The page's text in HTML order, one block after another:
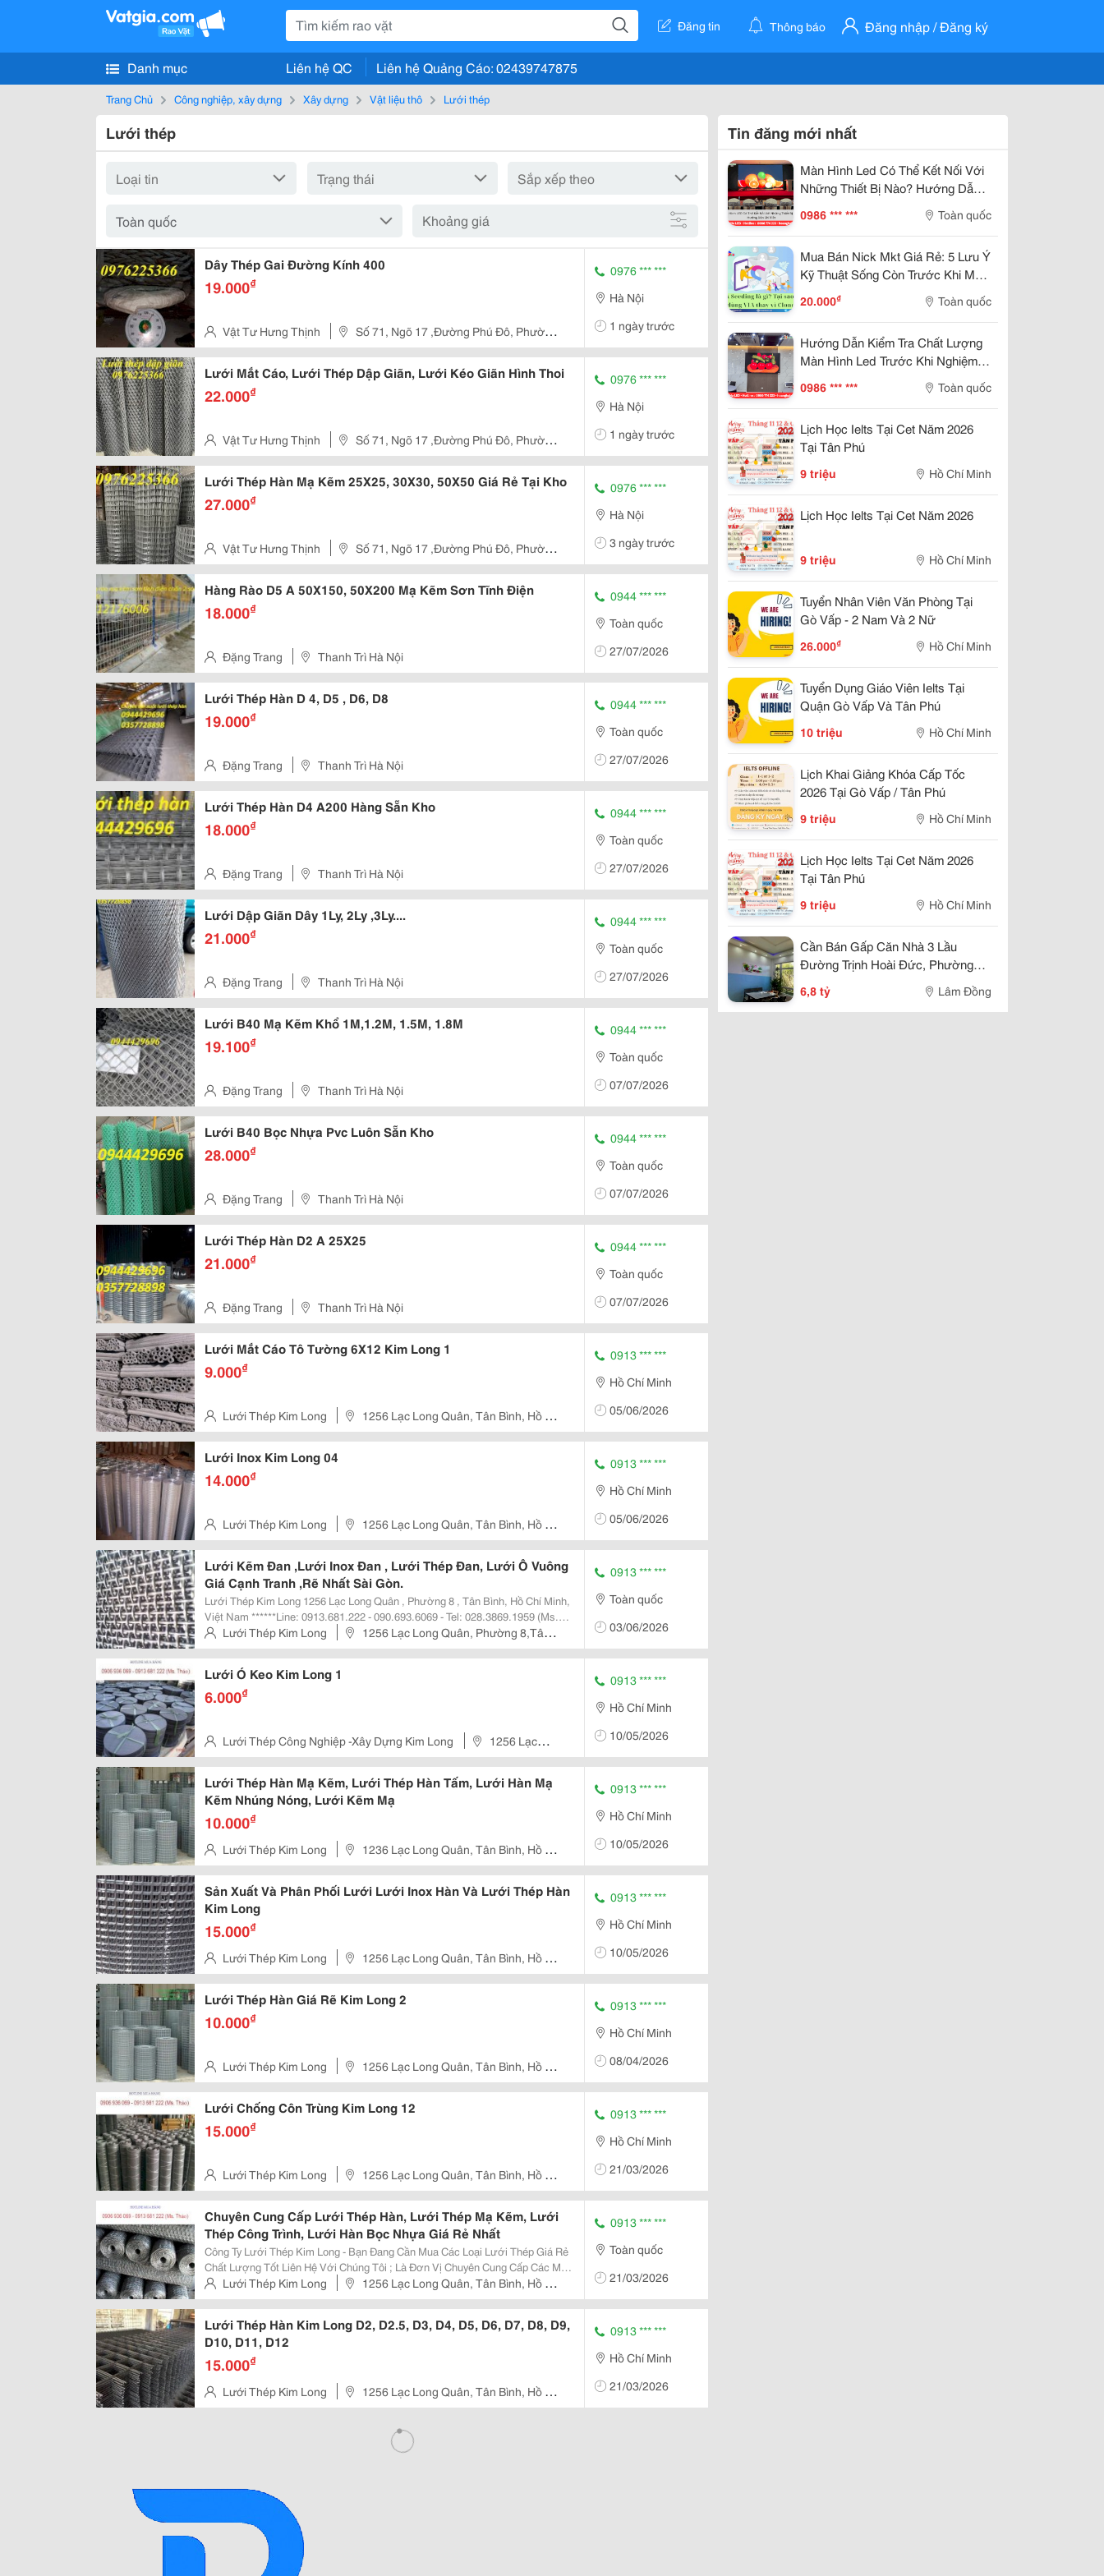
Đăng tin Thông báo Đăng nhập / Đăng ký
Danh mục Liên hệ QC Liên hệ Quảng Cáo: 02439747875
Trang Chủ Công nghiệp, xây dựng Xây dựng Vật liệu thô Lưới thép
Lưới thép
Khoảng giá
Dây Thép Gai Đường Kính 400
19.000₫
Vật Tư Hưng Thịnh
Số 71, Ngõ 17 ,Đường Phú Đô, Phường
Phú Đô, Q. Nam Từ Liêm, Hà Nội
0976 *** ***
Hà Nội
1 ngày trước
Lưới Mắt Cáo, Lưới Thép Dập Giãn, Lưới Kéo Giãn Hình Thoi
22.000₫
Vật Tư Hưng Thịnh
Số 71, Ngõ 17 ,Đường Phú Đô, Phường
Phú Đô, Q. Nam Từ Liêm, Hà Nội
0976 *** ***
Hà Nội
1 ngày trước
Lưới Thép Hàn Mạ Kẽm 25X25, 30X30, 50X50 Giá Rẻ Tại Kho
27.000₫
Vật Tư Hưng Thịnh
Số 71, Ngõ 17 ,Đường Phú Đô, Phường
Phú Đô, Q. Nam Từ Liêm, Hà Nội
0976 *** ***
Hà Nội
3 ngày trước
Hàng Rào D5 A 50X150, 50X200 Mạ Kẽm Sơn Tĩnh Điện
18.000₫
Đặng Trang Thanh Trì Hà Nội
0944 *** ***
Toàn quốc
27/07/2026
Lưới Thép Hàn D 4, D5 , D6, D8
19.000₫
Đặng Trang Thanh Trì Hà Nội
0944 *** ***
Toàn quốc
27/07/2026
Lưới Thép Hàn D4 A200 Hàng Sẵn Kho
18.000₫
Đặng Trang Thanh Trì Hà Nội
0944 *** ***
Toàn quốc
27/07/2026
Lưới Dập Giãn Dây 1Ly, 2Ly ,3Ly....
21.000₫
Đặng Trang Thanh Trì Hà Nội
0944 *** ***
Toàn quốc
27/07/2026
Lưới B40 Mạ Kẽm Khổ 1M,1.2M, 1.5M, 1.8M
19.100₫
Đặng Trang Thanh Trì Hà Nội
0944 *** ***
Toàn quốc
07/07/2026
Lưới B40 Bọc Nhựa Pvc Luôn Sẵn Kho
28.000₫
Đặng Trang Thanh Trì Hà Nội
0944 *** ***
Toàn quốc
07/07/2026
Lưới Thép Hàn D2 A 25X25
21.000₫
Đặng Trang Thanh Trì Hà Nội
0944 *** ***
Toàn quốc
07/07/2026
Lưới Mắt Cáo Tô Tường 6X12 Kim Long 1
9.000₫
Lưới Thép Kim Long
1256 Lạc Long Quân, Tân Bình, Hồ Chí
Minh, Việt Nam
0913 *** ***
Hồ Chí Minh
05/06/2026
Lưới Inox Kim Long 04
14.000₫
Lưới Thép Kim Long
1256 Lạc Long Quân, Tân Bình, Hồ Chí
Minh, Việt Nam
0913 *** ***
Hồ Chí Minh
05/06/2026
Lưới Kẽm Đan ,Lưới Inox Đan , Lưới Thép Đan, Lưới Ô Vuông
Giá Cạnh Tranh ,Rẽ Nhất Sài Gòn.
Lưới Thép Kim Long 1256 Lạc Long Quân , Phường 8 , Tân Bình, Hồ Chí Minh,
Việt Nam ******Line: 0913.681.222 - 090.693.6069 - Tel: 028.3869.1959 (Ms.
Thảo) Email : Luoithepkimlong@Gmail.com Website: Luoithepkimlong.com
Lưới Thép Đan Ô Vuông...
Lưới Thép Kim Long
1256 Lạc Long Quân, Phường 8,Tân
Bình, Hồ Chí Minh, Việt Nam
0913 *** ***
Toàn quốc
03/06/2026
Lưới Ó Keo Kim Long 1
6.000₫
Lưới Thép Công Nghiệp -Xây Dựng Kim Long
1256 Lạc
Long Quân, Tân Bình, Hồ Chí Minh, Việt Nam
0913 *** ***
Hồ Chí Minh
10/05/2026
Lưới Thép Hàn Mạ Kẽm, Lưới Thép Hàn Tấm, Lưới Hàn Mạ
Kẽm Nhúng Nóng, Lưới Kẽm Mạ
10.000₫
Lưới Thép Kim Long
1236 Lạc Long Quân, Tân Bình, Hồ Chí
Minh, Việt Nam
0913 *** ***
Hồ Chí Minh
10/05/2026
Sản Xuất Và Phân Phối Lưới Lưới Inox Hàn Và Lưới Thép Hàn
Kim Long
15.000₫
Lưới Thép Kim Long
1256 Lạc Long Quân, Tân Bình, Hồ Chí
Minh, Việt Nam
0913 *** ***
Hồ Chí Minh
10/05/2026
Lưới Thép Hàn Giá Rẽ Kim Long 2
10.000₫
Lưới Thép Kim Long
1256 Lạc Long Quân, Tân Bình, Hồ Chí
Minh, Việt Nam
0913 *** ***
Hồ Chí Minh
08/04/2026
Lưới Chống Côn Trùng Kim Long 12
15.000₫
Lưới Thép Kim Long
1256 Lạc Long Quân, Tân Bình, Hồ Chí
Minh, Việt Nam
0913 *** ***
Hồ Chí Minh
21/03/2026
Chuyên Cung Cấp Lưới Thép Hàn, Lưới Thép Mạ Kẽm, Lưới
Thép Công Trình, Lưới Hàn Bọc Nhựa Giá Rẻ Nhất
Công Ty Lưới Thép Kim Long - Bạn Đang Cần Mua Các Loại Lưới Thép Giá Rẻ
Chất Lượng Tốt Liên Hệ Với Chúng Tôi ; Là Đơn Vị Chuyên Cung Cấp Các Mặt
Hàng Lưới Thép Cho Công Trình : + Lưới Thép Hàn, Hàn Mạ Kẽm + Lưới Inox,
Lưới Inox Hàn, Đan +...
Lưới Thép Kim Long
1256 Lạc Long Quân, Tân Bình, Hồ Chí
Minh, Việt Nam
0913 *** ***
Toàn quốc
21/03/2026
Lưới Thép Hàn Kim Long D2, D2.5, D3, D4, D5, D6, D7, D8, D9,
D10, D11, D12
15.000₫
Lưới Thép Kim Long
1256 Lạc Long Quân, Tân Bình, Hồ Chí
Minh, Việt Nam
0913 *** ***
Hồ Chí Minh
21/03/2026
Tin đăng mới nhất
Màn Hình Led Có Thể Kết Nối Với
Những Thiết Bị Nào? Hướng Dẫn
0986 *** *** Toàn quốc
Mua Bán Nick Mkt Giá Rẻ: 5 Lưu Ý
Kỹ Thuật Sống Còn Trước Khi Mua
Via Chạy Quảng Cáo
20.000₫ Toàn quốc
Hướng Dẫn Kiểm Tra Chất Lượng
Màn Hình Led Trước Khi Nghiệm
0986 *** *** Toàn quốc
Lịch Học Ielts Tại Cet Năm 2026
Tại Tân Phú
9 triệu Hồ Chí Minh
Lịch Học Ielts Tại Cet Năm 2026
9 triệu Hồ Chí Minh
Tuyển Nhân Viên Văn Phòng Tại
Gò Vấp - 2 Nam Và 2 Nữ
26.000₫ Hồ Chí Minh
Tuyển Dụng Giáo Viên Ielts Tại
Quận Gò Vấp Và Tân Phú
10 triệu Hồ Chí Minh
Lịch Khai Giảng Khóa Cấp Tốc
2026 Tại Gò Vấp / Tân Phú
9 triệu Hồ Chí Minh
Lịch Học Ielts Tại Cet Năm 2026
Tại Tân Phú
9 triệu Hồ Chí Minh
Cần Bán Gấp Căn Nhà 3 Lầu
Đường Trịnh Hoài Đức, Phường
6,8 tỷ Lâm Đồng